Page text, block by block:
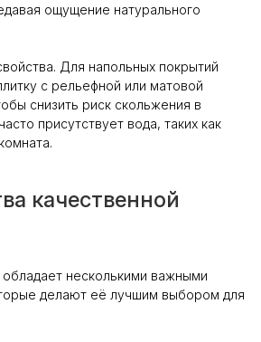
ощущение натурального
Для напольных покрытий
с рельефной или матовой
снизить риск скольжения в
присутствует вода, таких как
качественной
обладает несколькими важными
делают её лучшим выбором для